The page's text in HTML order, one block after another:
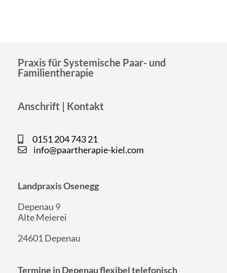
Praxis für Systemische Paar- und
Familientherapie
Anschrift | Kontakt
0151 204 743 21
info@paartherapie-kiel.com
Landpraxis Osenegg
Depenau 9
Alte Meierei
24601 Depenau
Termine in Depenau flexibel telefonisch